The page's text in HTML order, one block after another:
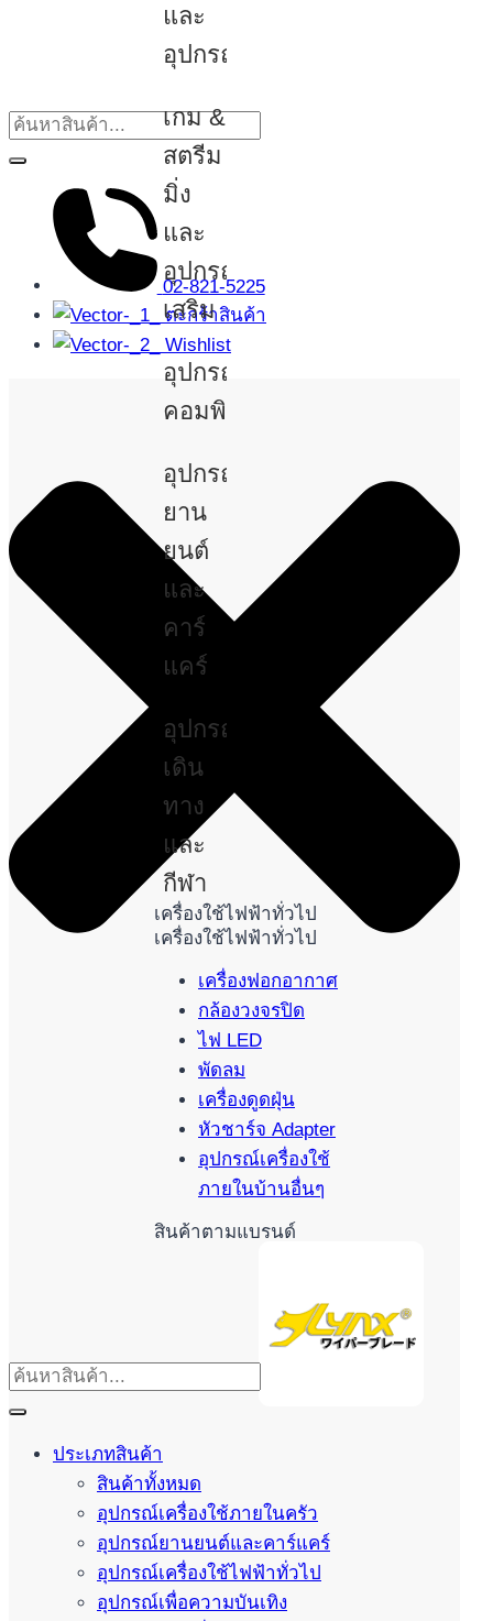
และ
อุปกรณ์
เกม &
สตรีม
มิ่ง
และ
อุปกรณ์
เสริม
อุปกรณ์
คอมพิวเตอร์
อุปกรณ์
ยาน
ยนต์
และ
คาร์
แคร์
อุปกรณ์
เดิน
ทาง
และ
กีฬา
เครื่องใช้ไฟฟ้าทั่วไป
เครื่องใช้ไฟฟ้าทั่วไป
เครื่องฟอกอากาศ
กล้องวงจรปิด
ไฟ LED
พัดลม
เครื่องดูดฝุ่น
หัวชาร์จ Adapter
อุปกรณ์เครื่องใช้
ภายในบ้านอื่นๆ
สินค้าตามแบรนด์
02-821-5225
ตะกร้าสินค้า
Wishlist
ประเภทสินค้า
สินค้าทั้งหมด
อุปกรณ์เครื่องใช้ภายในครัว
อุปกรณ์ยานยนต์และคาร์แคร์
อุปกรณ์เครื่องใช้ไฟฟ้าทั่วไป
อุปกรณ์เพื่อความบันเทิง